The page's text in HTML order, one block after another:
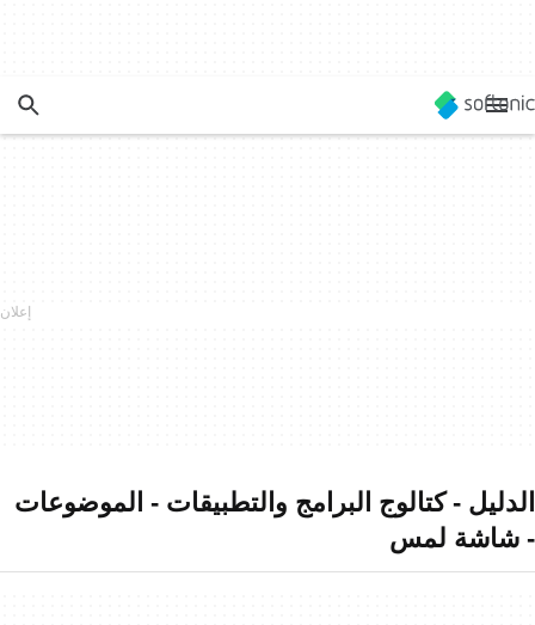
الدليل - كتالوج البرامج والتطبيقات - الموضوعات
- شاشة لمس